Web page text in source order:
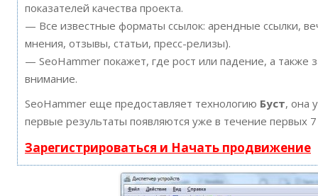
показателей качества проекта.
— Все известные форматы ссылок: арендные ссылки,
мнения, отзывы, статьи, пресс-релизы).
— SeoHammer покажет, где рост или падение, а также
внимание.
SeoHammer еще предоставляет технологию Буст, она
первые результаты появляются уже в течение первых
Зарегистрироваться и Начать продвижение